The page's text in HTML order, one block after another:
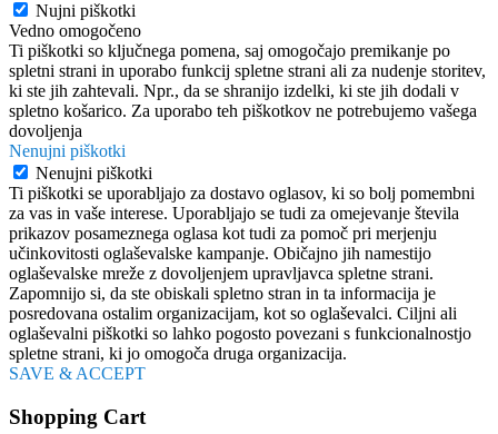
Nujni piškotki
Vedno omogočeno
Ti piškotki so ključnega pomena, saj omogočajo premikanje po
spletni strani in uporabo funkcij spletne strani ali za nudenje storitev,
ki ste jih zahtevali. Npr., da se shranijo izdelki, ki ste jih dodali v
spletno košarico. Za uporabo teh piškotkov ne potrebujemo vašega
dovoljenja
Nenujni piškotki
Nenujni piškotki
Ti piškotki se uporabljajo za dostavo oglasov, ki so bolj pomembni
za vas in vaše interese. Uporabljajo se tudi za omejevanje števila
prikazov posameznega oglasa kot tudi za pomoč pri merjenju
učinkovitosti oglaševalske kampanje. Običajno jih namestijo
oglaševalske mreže z dovoljenjem upravljavca spletne strani.
Zapomnijo si, da ste obiskali spletno stran in ta informacija je
posredovana ostalim organizacijam, kot so oglaševalci. Ciljni ali
oglaševalni piškotki so lahko pogosto povezani s funkcionalnostjo
spletne strani, ki jo omogoča druga organizacija.
SAVE & ACCEPT
Shopping Cart